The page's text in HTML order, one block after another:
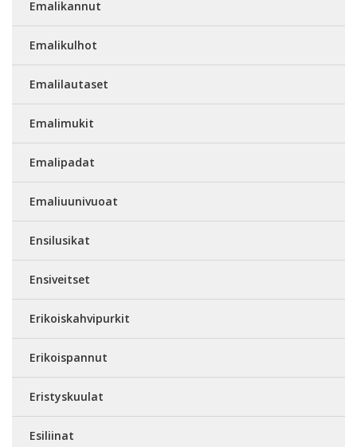
Emalikannut
Emalikulhot
Emalilautaset
Emalimukit
Emalipadat
Emaliuunivuoat
Ensilusikat
Ensiveitset
Erikoiskahvipurkit
Erikoispannut
Eristyskuulat
Esiliinat